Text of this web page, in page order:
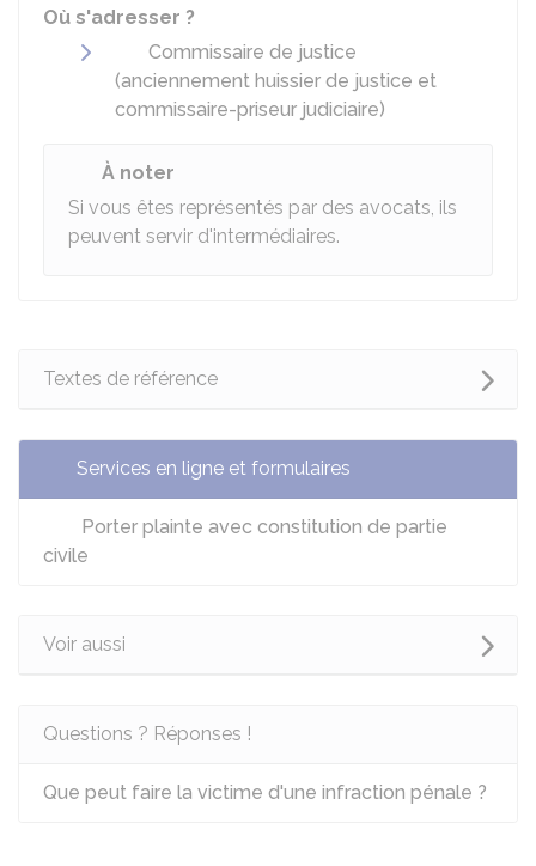
Où s'adresser ?
Commissaire de justice
(anciennement huissier de justice et
commissaire-priseur judiciaire)
À noter
Si vous êtes représentés par des avocats, ils
peuvent servir d'intermédiaires.
Textes de référence
Services en ligne et formulaires
Porter plainte avec constitution de partie
civile
Voir aussi
Questions ? Réponses !
Que peut faire la victime d'une infraction pénale ?